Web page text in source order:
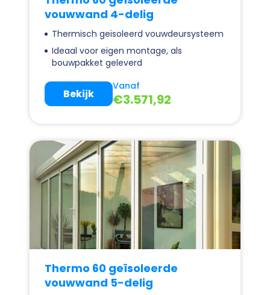
vouwwand 4-delig
Thermisch geïsoleerd vouwdeursysteem
Ideaal voor eigen montage, als
bouwpakket geleverd
Vanaf
€3.571,92
Bekijk
Thermo 60 geïsoleerde
vouwwand 5-delig